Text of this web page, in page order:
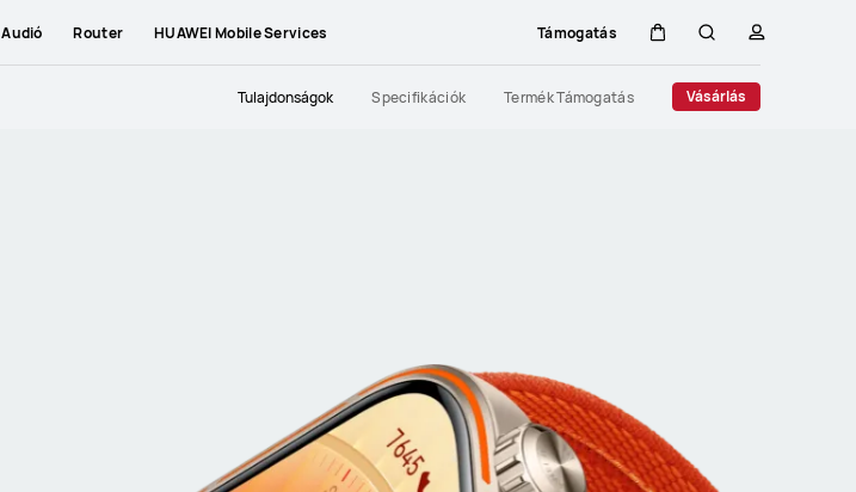
Audió Router HUAWEI Mobile Services Támogatás
KocsiKeresésprofil
Tulajdonságok Specifikációk Termék Támogatás Vásárlás